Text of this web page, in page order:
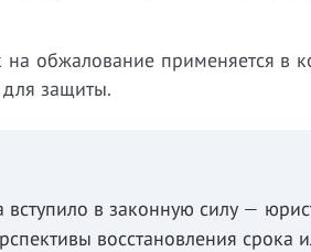
обжалование применяется в
защиты.
в законную силу —
восстановления срока